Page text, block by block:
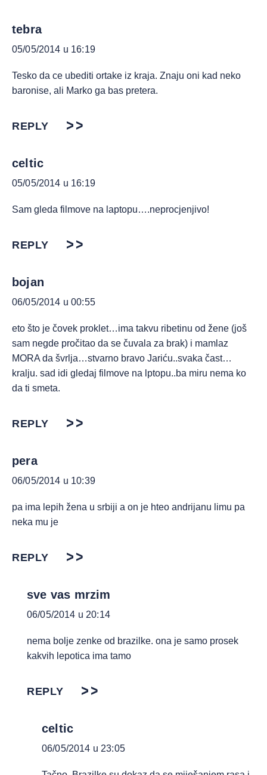
tebra
05/05/2014 u 16:19
Tesko da ce ubediti ortake iz kraja. Znaju oni kad neko
baronise, ali Marko ga bas pretera.
REPLY
celtic
05/05/2014 u 16:19
Sam gleda filmove na laptopu….neprocjenjivo!
REPLY
bojan
06/05/2014 u 00:55
eto što je čovek proklet…ima takvu ribetinu od žene (još
sam negde pročitao da se čuvala za brak) i mamlaz
MORA da švrlja…stvarno bravo Jariću..svaka čast…
kralju. sad idi gledaj filmove na lptopu..ba miru nema ko
da ti smeta.
REPLY
pera
06/05/2014 u 10:39
pa ima lepih žena u srbiji a on je hteo andrijanu limu pa
neka mu je
REPLY
sve vas mrzim
06/05/2014 u 20:14
nema bolje zenke od brazilke. ona je samo prosek
kakvih lepotica ima tamo
REPLY
celtic
06/05/2014 u 23:05